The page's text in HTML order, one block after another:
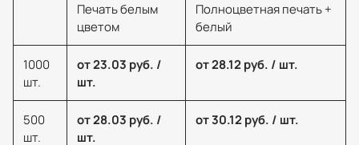
Печать белым
цветом
Полноцветная печать +
белый
1000
шт.
от 23.03 руб. /
шт.
от 28.12 руб. / шт.
500
шт.
от 28.03 руб. /
шт.
от 30.12 руб. / шт.